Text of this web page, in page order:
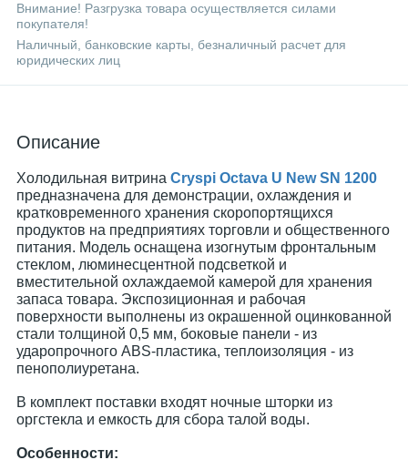
Внимание! Разгрузка товара осуществляется силами
покупателя!
Наличный, банковские карты, безналичный расчет для
юридических лиц
Описание
Холодильная витрина Cryspi Octava U New SN 1200
предназначена для демонстрации, охлаждения и
кратковременного хранения скоропортящихся
продуктов на предприятиях торговли и общественного
питания. Модель оснащена изогнутым фронтальным
стеклом, люминесцентной подсветкой и
вместительной охлаждаемой камерой для хранения
запаса товара. Экспозиционная и рабочая
поверхности выполнены из окрашенной оцинкованной
стали толщиной 0,5 мм, боковые панели - из
ударопрочного ABS-пластика, теплоизоляция - из
пенополиуретана.
В комплект поставки входят ночные шторки из
оргстекла и емкость для сбора талой воды.
Особенности: